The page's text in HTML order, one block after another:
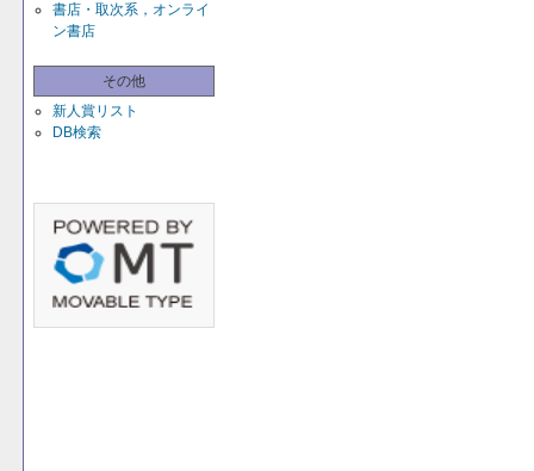
書店・取次系，オンライ
ン書店
その他
新人賞リスト
DB検索